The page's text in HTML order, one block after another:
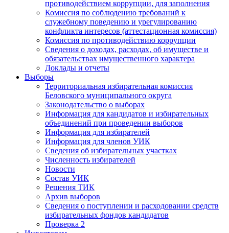
противодействием коррупции, для заполнения
Комиссия по соблюдению требований к
служебному поведению и урегулированию
конфликта интересов (аттестационная комиссия)
Комиссия по противодействию коррупции
Сведения о доходах, расходах, об имуществе и
обязательствах имущественного характера
Доклады и отчеты
Выборы
Территориальная избирательная комиссия
Беловского муниципального округа
Законодательство о выборах
Информация для кандидатов и избирательных
объединений при проведении выборов
Информация для избирателей
Информация для членов УИК
Сведения об избирательных участках
Численность избирателей
Новости
Состав УИК
Решения ТИК
Архив выборов
Сведения о поступлении и расходовании средств
избирательных фондов кандидатов
Проверка 2